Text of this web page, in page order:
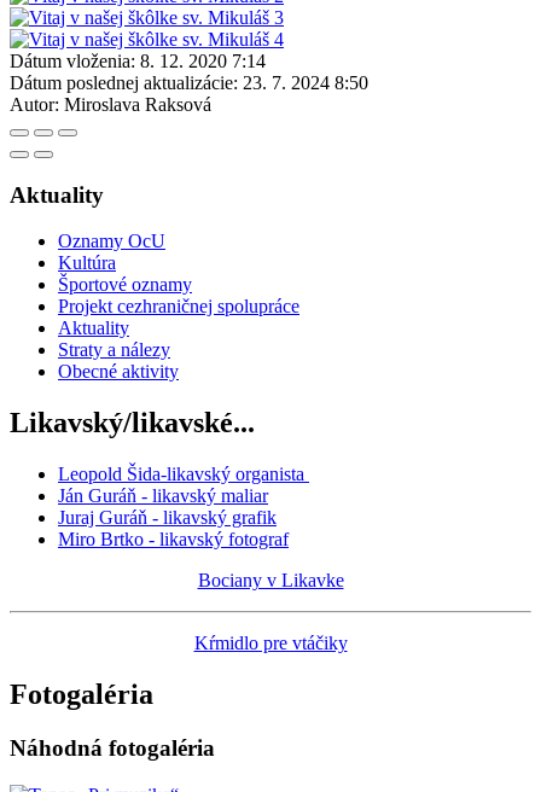
Dátum vloženia: 8. 12. 2020 7:14
Dátum poslednej aktualizácie: 23. 7. 2024 8:50
Autor: Miroslava Raksová
Aktuality
Oznamy OcU
Kultúra
Športové oznamy
Projekt cezhraničnej spolupráce
Aktuality
Straty a nálezy
Obecné aktivity
Likavský/likavské...
Leopold Šida-likavský organista
Ján Guráň - likavský maliar
Juraj Guráň - likavský grafik
Miro Brtko - likavský fotograf
Bociany v Likavke
Kŕmidlo pre vtáčiky
Fotogaléria
Náhodná fotogaléria